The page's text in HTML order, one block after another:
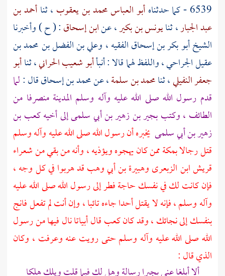
6539 - كما حدثناه أبو العباس محمد بن يعقوب ، ثناأحمد بن
عبد الجبار، ثنايونس بن بكير، عنابن إسحاق: ( ح ) وأخبرنا
الشيخأبو بكر بن إسحاق الفقيه، وعلي بن الفضل بن محمد بن
عقيل الجراحي، واللفظ لهما قالا : أنبأأبو شعيب الحراني، ثناأبو
جعفر النفيلي، ثنامحمد بن سلمة، عنمحمد بن إسحاققال :لما
قدم رسول الله صلى الله عليه وآله وسلم المدينةمنصرفا من
الطائف ، وكتببجير بن زهير بن أبي سلمىإلى أخيهكعب بن
زهير بن أبي سلمى يخبره أن رسول الله صلى الله عليه وآله وسلم
قتل رجالابمكةممن كان يهجوه ويؤذيه ، وأنه من بقي من شعراء
قريشابن الزبعرىوهبيرة بن أبي وهبقد هربوا في كل وجه ،
فإن كانت لك في نفسك حاجة فطر إلى رسول الله صلى الله عليه
وآله وسلم ، فإنه لا يقتل أحدا جاءه تائبا ، وإن أنت لم تفعل فانج
بنفسك إلى نجائك ، وقد كانكعبقال أبياتا نال فيها من رسول
الله صلى الله عليه وآله وسلم حتى رويت عنه وعرفت ، وكان
الذي قال :